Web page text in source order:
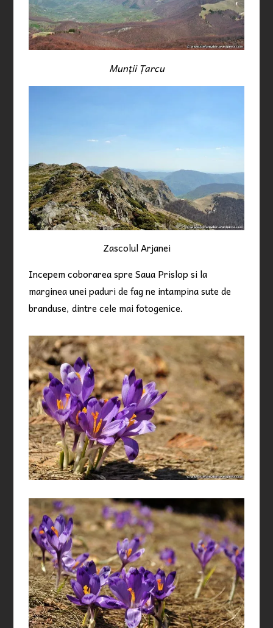
Munții Țarcu
Zascolul Arjanei
Incepem coborarea spre Saua Prislop si la
marginea unei paduri de fag ne intampina sute de
branduse, dintre cele mai fotogenice.